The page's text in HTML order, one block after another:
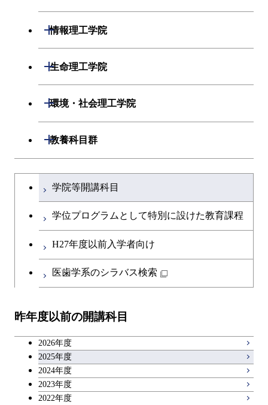
エネルギーコース
エンジニアリングデザイン
ライフエンジニアリングコ
ース
原子核工学コース
人間医療科学技術コース
システム制御コース
コース
電気電子系
開閉
エネルギーコース
ライフエンジニアリングコ
ース
原子核工学コース
人間医療科学技術コース
物質・情報卓越コース
情報通信コース
コース
ライフエンジニアリングコ
ース
人間医療科学技術コース
経営工学系
開閉
エンジニアリングデザイン
コース
専門科目
材料系
開閉
エネルギーコース
原子核工学コース
人間医療科学技術コース
応用化学コース
ース
原子核工学コース
物質・情報卓越コース
専門科目
情報理工学院
開閉
数理・計算科学系
開閉
知能情報コース
情報工学コース
知能情報コース
エネルギー・情報コース
人間医療科学技術コース
物質・情報卓越コース
専門科目
生命理工学院
開閉
生命理工学系
開閉
ライフエンジニアリングコ
ース
物質・情報卓越コース
環境・社会理工学院
開閉
建築学系
開閉
コース
都市・環境学コース
コース
都市・環境学コース
開閉
エネルギーコース
エネルギー・情報コース
エンジニアリングデザイン
原子核工学コース
物質・情報卓越コース
社会・人間科学コース
イノベーション科学系
イノベーション科学コース
人間医療科学技術コース
技術経営専門職学位課程
開閉
技術経営専門職学位課程
専門科目
教養科目群
開閉
文系教養科目
英語科目
第二外国語科目
キャリア科目
大学院課程を切り替える
学院等開講科目
学位プログラムとして特別に設けた教育課程
H27年度以前入学者向け
医歯学系のシラバス検索
昨年度以前の開講科目
2026年度
2025年度
2024年度
2023年度
2022年度